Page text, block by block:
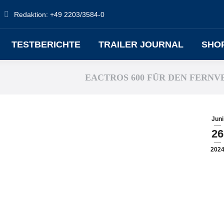
Redaktion: +49 2203/3584-0
TESTBERICHTE TRAILER JOURNAL
EACTROS 600 FÜR DEN
Juni
26
2024